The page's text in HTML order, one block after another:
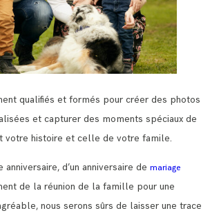
qualifiés et formés pour créer des photos
et capturer des moments spéciaux de
votre histoire et celle de votre famile.
anniversaire, d’un anniversaire de mariage
de la réunion de la famille pour une
nous serons sûrs de laisser une trace